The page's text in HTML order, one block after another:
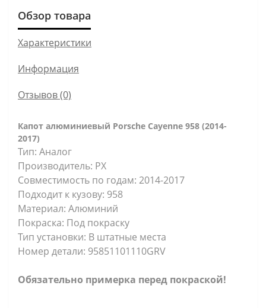
Обзор товара
Характеристики
Информация
Отзывов (0)
Капот алюминиевый Porsche Cayenne 958 (2014-
2017)
Тип: Аналог
Производитель: PX
Совместимость по годам: 2014-2017
Подходит к кузову: 958
Материал: Алюминий
Покраска: Под покраску
Тип установки: В штатные места
Номер детали: 95851101110GRV
Обязательно примерка перед покраской!